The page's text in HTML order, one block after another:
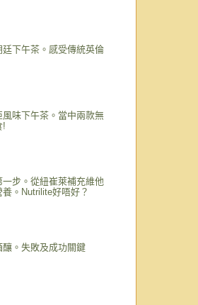
廷下午茶。感受傳統英倫
風味下午茶。當中兩款無
!
一步。從紐崔萊補充維他
養。Nutrilite好唔好？
釀。失敗及成功關鍵